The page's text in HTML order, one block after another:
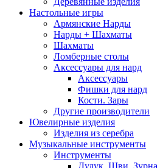
Настольные игры
Армянские Нарды
Нарды + Шахматы
Шахматы
Ломберные столы
Аксессуары для нард
Аксессуары
Фишки для нард
Кости. Зары
Другие производители
Ювелирные изделия
Изделия из серебра
Музыкальные инструменты
Инструменты
Дудук. Шви. Зурна.